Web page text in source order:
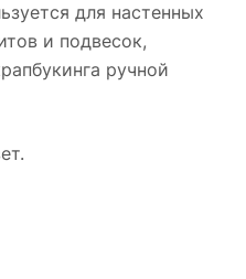
для настенных
и подвесок,
ручной